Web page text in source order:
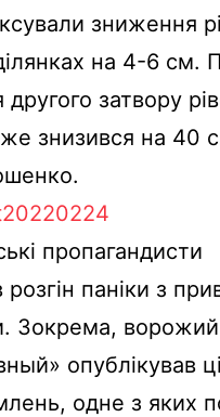
зниження
на 4-6 см.
затвору
знизився на 40
пропагандисти
паніки з
Зокрема,
опублікував
одне з яких